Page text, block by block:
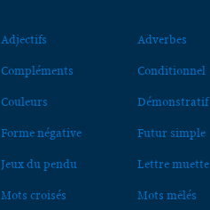
Adjectifs Adverbes
Compléments Conditionnel
Couleurs Démonstratif
Forme négative Futur simple
Jeux du pendu Lettre muette
Mots croisés Mots mêlés